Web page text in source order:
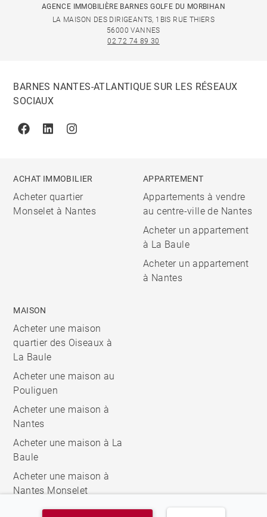
AGENCE IMMOBILIÈRE BARNES GOLFE DU MORBIHAN
LA MAISON DES DIRIGEANTS, 1BIS RUE THIERS
56000 VANNES
02 72 74 89 30
BARNES NANTES-ATLANTIQUE SUR LES RÉSEAUX
SOCIAUX
FacebookLinkedinInstagram
ACHAT IMMOBILIER
Acheter quartier
Monselet à Nantes
APPARTEMENT
Appartements à vendre
au centre-ville de Nantes
Acheter un appartement
à La Baule
Acheter un appartement
à Nantes
MAISON
Acheter une maison
quartier des Oiseaux à
La Baule
Acheter une maison au
Pouliguen
Acheter une maison à
Nantes
Acheter une maison à La
Baule
Acheter une maison à
Nantes Monselet